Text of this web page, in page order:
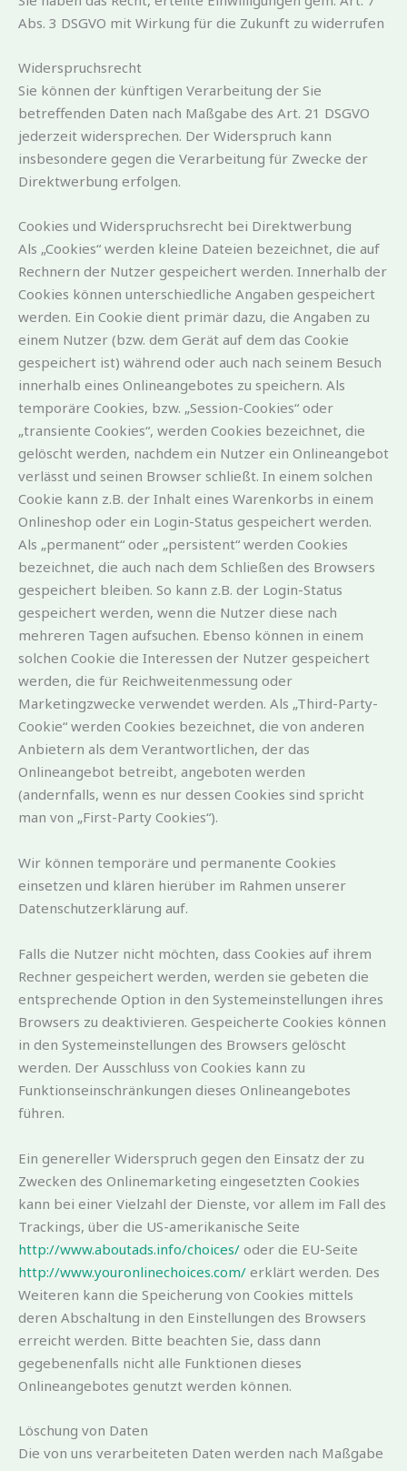
Abs. 3 DSGVO mit Wirkung für die Zukunft zu widerrufen
Widerspruchsrecht
Sie können der künftigen Verarbeitung der Sie
betreffenden Daten nach Maßgabe des Art. 21 DSGVO
jederzeit widersprechen. Der Widerspruch kann
insbesondere gegen die Verarbeitung für Zwecke der
Direktwerbung erfolgen.
Cookies und Widerspruchsrecht bei Direktwerbung
Als „Cookies“ werden kleine Dateien bezeichnet, die auf
Rechnern der Nutzer gespeichert werden. Innerhalb der
Cookies können unterschiedliche Angaben gespeichert
werden. Ein Cookie dient primär dazu, die Angaben zu
einem Nutzer (bzw. dem Gerät auf dem das Cookie
gespeichert ist) während oder auch nach seinem Besuch
innerhalb eines Onlineangebotes zu speichern. Als
temporäre Cookies, bzw. „Session-Cookies“ oder
„transiente Cookies“, werden Cookies bezeichnet, die
gelöscht werden, nachdem ein Nutzer ein Onlineangebot
verlässt und seinen Browser schließt. In einem solchen
Cookie kann z.B. der Inhalt eines Warenkorbs in einem
Onlineshop oder ein Login-Status gespeichert werden.
Als „permanent“ oder „persistent“ werden Cookies
bezeichnet, die auch nach dem Schließen des Browsers
gespeichert bleiben. So kann z.B. der Login-Status
gespeichert werden, wenn die Nutzer diese nach
mehreren Tagen aufsuchen. Ebenso können in einem
solchen Cookie die Interessen der Nutzer gespeichert
werden, die für Reichweitenmessung oder
Marketingzwecke verwendet werden. Als „Third-Party-
Cookie“ werden Cookies bezeichnet, die von anderen
Anbietern als dem Verantwortlichen, der das
Onlineangebot betreibt, angeboten werden
(andernfalls, wenn es nur dessen Cookies sind spricht
man von „First-Party Cookies“).
Wir können temporäre und permanente Cookies
einsetzen und klären hierüber im Rahmen unserer
Datenschutzerklärung auf.
Falls die Nutzer nicht möchten, dass Cookies auf ihrem
Rechner gespeichert werden, werden sie gebeten die
entsprechende Option in den Systemeinstellungen ihres
Browsers zu deaktivieren. Gespeicherte Cookies können
in den Systemeinstellungen des Browsers gelöscht
werden. Der Ausschluss von Cookies kann zu
Funktionseinschränkungen dieses Onlineangebotes
führen.
Ein genereller Widerspruch gegen den Einsatz der zu
Zwecken des Onlinemarketing eingesetzten Cookies
kann bei einer Vielzahl der Dienste, vor allem im Fall des
Trackings, über die US-amerikanische Seite
http://www.aboutads.info/choices/ oder die EU-Seite
http://www.youronlinechoices.com/ erklärt werden. Des
Weiteren kann die Speicherung von Cookies mittels
deren Abschaltung in den Einstellungen des Browsers
erreicht werden. Bitte beachten Sie, dass dann
gegebenenfalls nicht alle Funktionen dieses
Onlineangebotes genutzt werden können.
Löschung von Daten
Die von uns verarbeiteten Daten werden nach Maßgabe